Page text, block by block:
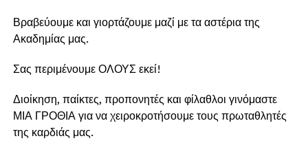
Βραβεύουμε και γιορτάζουμε μαζί με τα αστέρια της
Ακαδημίας μας.
Σας περιμένουμε ΟΛΟΥΣ εκεί!
Διοίκηση, παίκτες, προπονητές και φίλαθλοι γινόμαστε
ΜΙΑ ΓΡΟΘΙΑ για να χειροκροτήσουμε τους πρωταθλητές
της καρδιάς μας.